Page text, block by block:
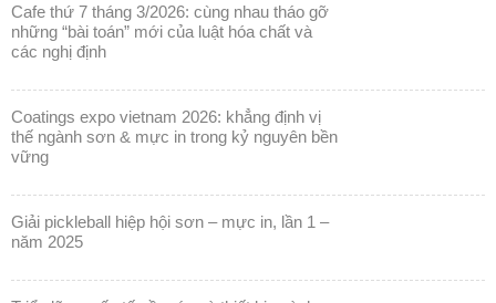
cafe thứ 7 tháng 3/2026: cùng nhau tháo gỡ
những “bài toán” mới của luật hóa chất và
các nghị định
coatings expo vietnam 2026: khẳng định vị
thế ngành sơn & mực in trong kỷ nguyên bền
vững
giải pickleball hiệp hội sơn – mực in, lần 1 –
năm 2025